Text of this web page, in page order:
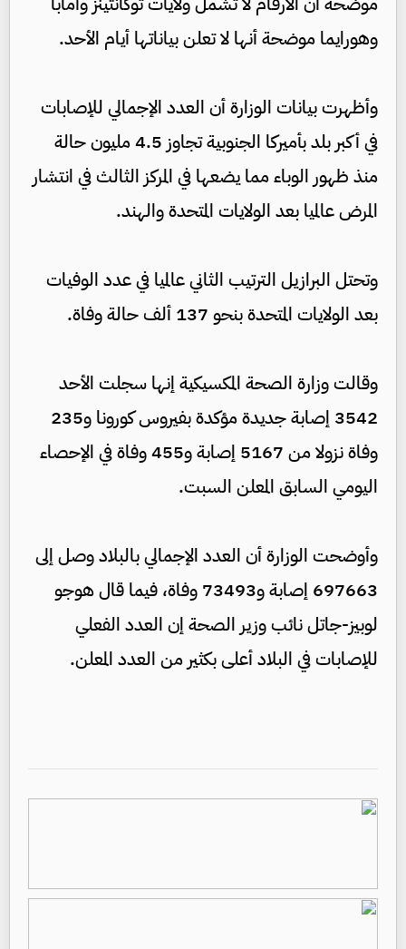
وهورايما موضحة أنها لا تعلن بياناتها أيام الأحد.
وأظهرت بيانات الوزارة أن العدد الإجمالي للإصابات
في أكبر بلد بأميركا الجنوبية تجاوز 4.5 مليون حالة
منذ ظهور الوباء مما يضعها في المركز الثالث في انتشار
المرض عالميا بعد الولايات المتحدة والهند.
وتحتل البرازيل الترتيب الثاني عالميا في عدد الوفيات
بعد الولايات المتحدة بنحو 137 ألف حالة وفاة.
وقالت وزارة الصحة المكسيكية إنها سجلت الأحد
3542 إصابة جديدة مؤكدة بفيروس كورونا و235
وفاة نزولا من 5167 إصابة و455 وفاة في الإحصاء
اليومي السابق المعلن السبت.
وأوضحت الوزارة أن العدد الإجمالي بالبلاد وصل إلى
697663 إصابة و73493 وفاة، فيما قال هوجو
لوبيز-جاتل نائب وزير الصحة إن العدد الفعلي
للإصابات في البلاد أعلى بكثير من العدد المعلن.